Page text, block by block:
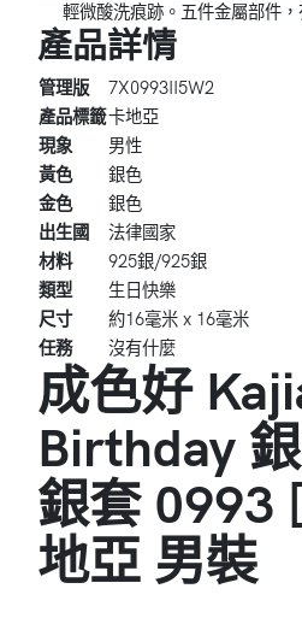
輕微酸洗痕跡。五件金屬部件，
產品詳情
管理版
7X0993II5W2
產品標籤卡地亞
現象
男性
黃色
銀色
金色
銀色
出生國
法律國家
材料
925銀/925銀
類型
生日快樂
尺寸
約16毫米 x 16毫米
任務
沒有什麼
成色好
Birthday
銀套 0993
地亞 男裝